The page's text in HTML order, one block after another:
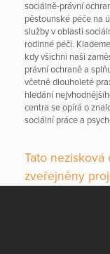
sociálně-právní
pěstounské péče na
služby v oblasti
rodinné péči.
kdy všichni naši
právní ochraně a
včetně dlouholeté
hledání
centra se opírá o
sociální práce a
Tato nezisková
zveřejněny